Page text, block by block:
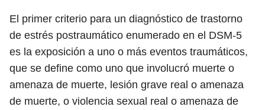
El primer criterio para un diagnóstico de trastorno
de estrés postraumático enumerado en el DSM-5
es la exposición a uno o más eventos traumáticos,
que se define como uno que involucró muerte o
amenaza de muerte, lesión grave real o amenaza
de muerte, o violencia sexual real o amenaza de